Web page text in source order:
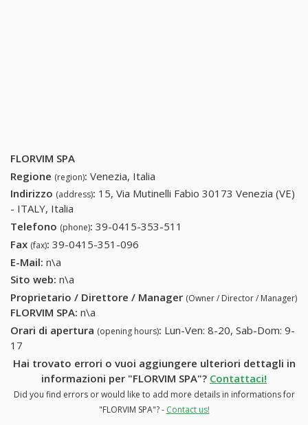
FLORVIM SPA
Regione (region): Venezia, Italia
Indirizzo (address): 15, Via Mutinelli Fabio 30173 Venezia (VE)
- ITALY, Italia
Telefono (phone): 39-0415-353-511
Fax (fax): 39-0415-351-096
E-Mail: n\a
Sito web: n\a
Proprietario / Direttore / Manager (Owner / Director / Manager)
FLORVIM SPA: n\a
Orari di apertura (opening hours): Lun-Ven: 8-20, Sab-Dom: 9-
17
Hai trovato errori o vuoi aggiungere ulteriori dettagli in
informazioni per "FLORVIM SPA"? Contattaci!
Did you find errors or would like to add more details in informations for
"FLORVIM SPA"? - Contact us!